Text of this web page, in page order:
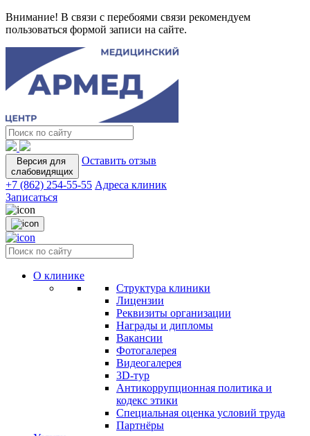
Внимание! В связи с перебоями связи рекомендуем
пользоваться формой записи на сайте.
Версия для
слабовидящих
Оставить отзыв
+7 (862) 254-55-55 Адреса клиник
Записаться
О клинике
Структура клиники
Лицензии
Реквизиты организации
Награды и дипломы
Вакансии
Фотогалерея
Видеогалерея
3D-тур
Антикоррупционная политика и
кодекс этики
Специальная оценка условий труда
Партнёры